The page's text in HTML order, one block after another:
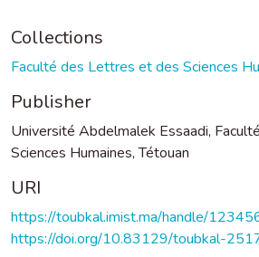
Collections
Faculté des Lettres et des Sciences
Publisher
Université Abdelmalek Essaadi,
Sciences Humaines, Tétouan
URI
https://toubkal.imist.ma/handle/
https://doi.org/10.83129/toubkal-